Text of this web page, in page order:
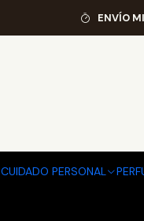
CUIDADO PERSONAL
ENVÍO